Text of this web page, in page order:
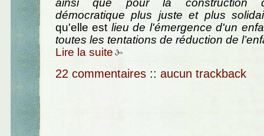
ainsi que pour la construction
démocratique plus juste et plus
qu'elle est lieu de l'émergence d'un
toutes les tentations de réduction de
Lire la suite
22 commentaires :: aucun trackback